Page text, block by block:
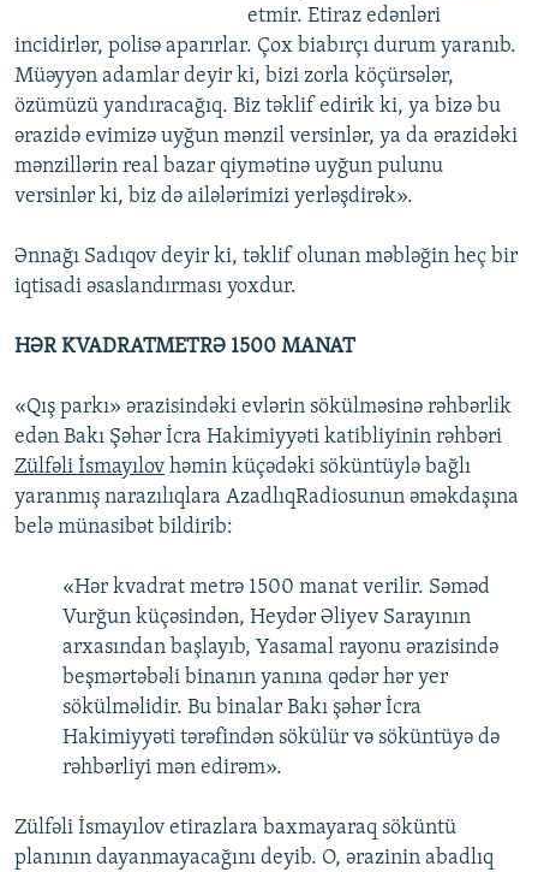
etmir. Etiraz edənləri
incidirlər, polisə aparırlar. Çox biabırçı durum yaranıb.
Müəyyən adamlar deyir ki, bizi zorla köçürsələr,
özümüzü yandıracağıq. Biz təklif edirik ki, ya bizə bu
ərazidə evimizə uyğun mənzil versinlər, ya da ərazidəki
mənzillərin real bazar qiymətinə uyğun pulunu
versinlər ki, biz də ailələrimizi yerləşdirək».
Ənnağı Sadıqov deyir ki, təklif olunan məbləğin heç bir
iqtisadi əsaslandırması yoxdur.
HƏR KVADRATMETRƏ 1500 MANAT
«Qış parkı» ərazisindəki evlərin sökülməsinə rəhbərlik
edən Bakı Şəhər İcra Hakimiyyəti katibliyinin rəhbəri
Zülfəli İsmayılov həmin küçədəki söküntüylə bağlı
yaranmış narazılıqlara AzadlıqRadiosunun əməkdaşına
belə münasibət bildirib:
«Hər kvadrat metrə 1500 manat verilir. Səməd
Vurğun küçəsindən, Heydər Əliyev Sarayının
arxasından başlayıb, Yasamal rayonu ərazisində
beşmərtəbəli binanın yanına qədər hər yer
sökülməlidir. Bu binalar Bakı şəhər İcra
Hakimiyyəti tərəfindən sökülür və söküntüyə də
rəhbərliyi mən edirəm».
Zülfəli İsmayılov etirazlara baxmayaraq söküntü
planının dayanmayacağını deyib. O, ərazinin abadlıq